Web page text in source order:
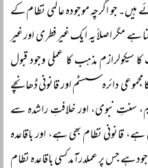
جو اگرچہ موجودہ عالمی نظام کے
مگر اصلاً یہ ایک غیر فطری اور غیر
مذہب کا عملی وجود قبول
مجموعی دائرہ سسٹم اور قانونی ڈھانچے
سنتِ نبوی، اور خلافتِ راشدہ سے
قانونی نظام بھی ہے، اور باقاعدہ
ہے جس پر عملدرآمد کسی باقاعدہ نظام